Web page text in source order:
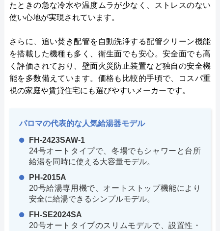
たときの急な冷水や温度ムラが少なく、ストレスのない
使い心地が実現されています。
さらに、追い焚き配管を自動洗浄する配管クリーン機能
を搭載した機種も多く、衛生面でも安心。安全面でも高
く評価されており、壁面火災防止装置など独自の安全機
能を多数備えています。価格も比較的手頃で、コスパ重
視の家庭や賃貸住宅にも選びやすいメーカーです。
パロマの代表的な人気給湯器モデル
FH-2423SAW-1
24号オートタイプで、冬場でもシャワーと台所
給湯を同時に使える大容量モデル。
PH-2015A
20号給湯専用機で、オートストップ機能により
安全に給湯できるシンプルモデル。
FH-SE2024SA
20号オートタイプのスリムモデルで、設置性・